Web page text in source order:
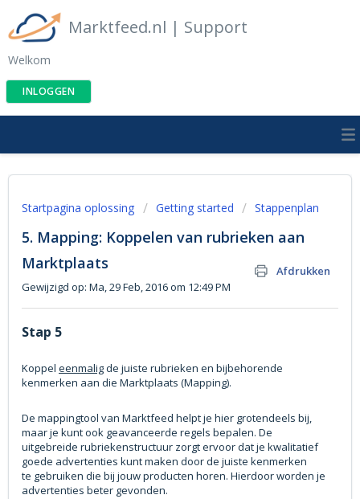
Marktfeed.nl | Support
Welkom
INLOGGEN
Startpagina oplossing Getting started Stappenplan
5. Mapping: Koppelen van rubrieken aan
Marktplaats
Afdrukken
Gewijzigd op: Ma, 29 Feb, 2016 om 12:49 PM
Stap 5
Koppel eenmaligde juiste rubrieken en bijbehorende
kenmerken aan die Marktplaats (Mapping).
De mappingtool van Marktfeed helpt je hier grotendeels bij,
maar je kunt ook geavanceerde regels bepalen. De
uitgebreide rubriekenstructuur zorgt ervoor dat je kwalitatief
goede advertenties kunt maken door de juiste kenmerken
te gebruiken die bij jouw producten horen. Hierdoor worden je
advertenties beter gevonden.